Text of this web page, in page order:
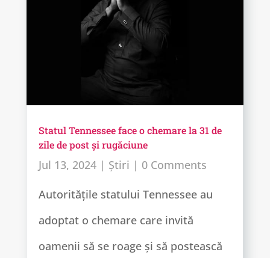
Statul Tennessee face o chemare la 31 de
zile de post și rugăciune
Jul 13, 2024| Știri | 0 Comments
Autoritățile statului Tennessee au
adoptat o chemare care invită
oamenii să se roage și să postească